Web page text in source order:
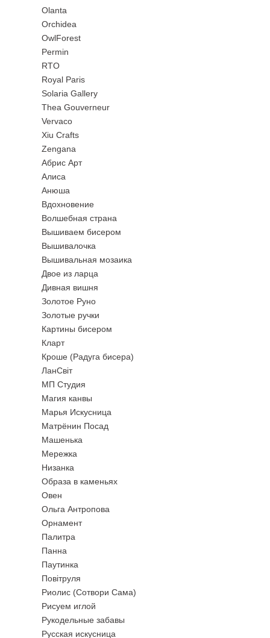
Olanta
Orchidea
OwlForest
Permin
RTO
Royal Paris
Solaria Gallery
Thea Gouverneur
Vervaco
Xiu Crafts
Zengana
Абрис Арт
Алиса
Анюша
Вдохновение
Волшебная страна
Вышиваем бисером
Вышивалочка
Вышивальная мозаика
Двое из ларца
Дивная вишня
Золотое Руно
Золотые ручки
Картины бисером
Кларт
Кроше (Радуга бисера)
ЛанСвiт
МП Студия
Магия канвы
Марья Искусница
Матрёнин Посад
Машенька
Мережка
Низанка
Образа в каменьях
Овен
Ольга Антропова
Орнамент
Палитра
Панна
Паутинка
Повiтруля
Риолис (Сотвори Сама)
Рисуем иглой
Рукодельные забавы
Русская искусница